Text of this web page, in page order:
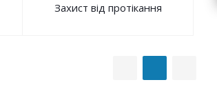
Захист від протікання